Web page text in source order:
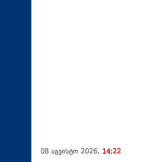
08 აგვისტო 2026, 14:22